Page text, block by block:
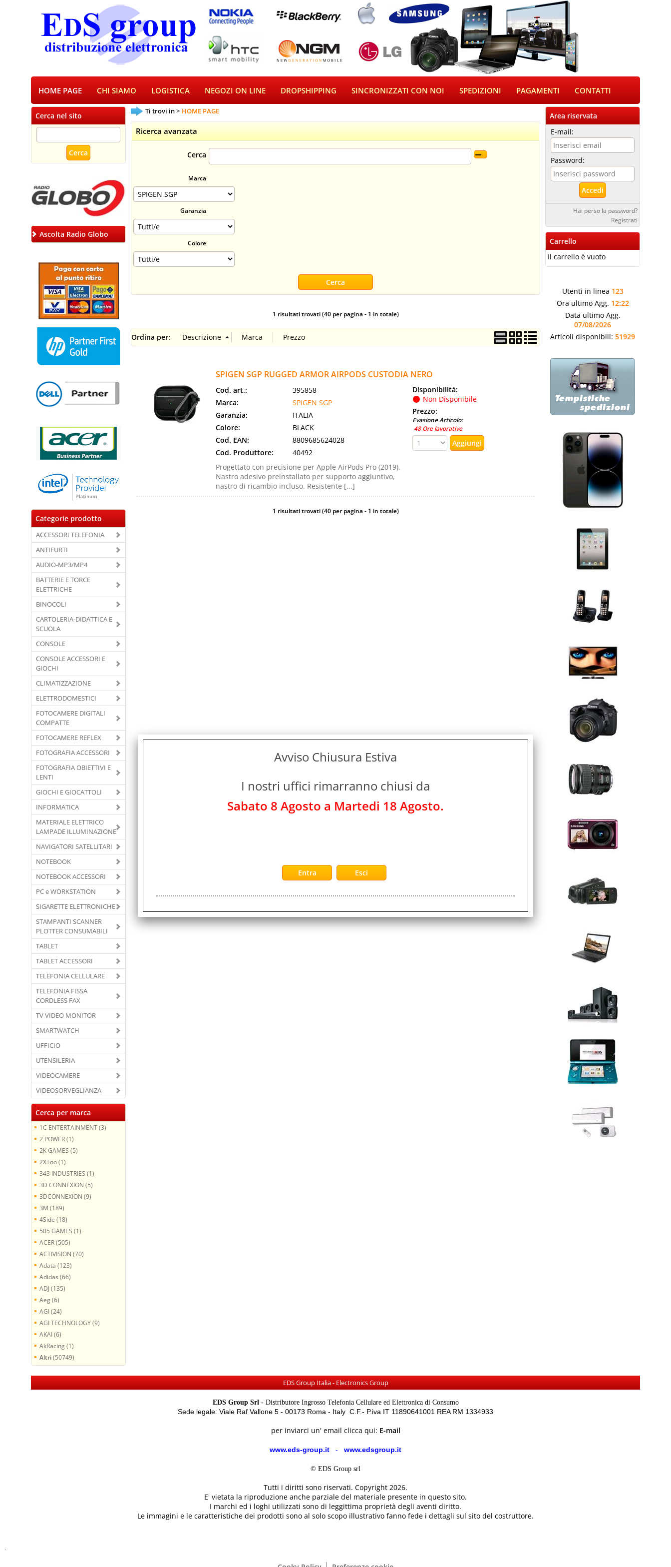
HOME PAGE CHI SIAMO LOGISTICA NEGOZI ON LINE DROPSHIPPING SINCRONIZZATI CON NOI SPEDIZIONI PAGAMENTI CONTATTI
Cerca nel sito
Ascolta Radio Globo
Categorie prodotto
ACCESSORI TELEFONIA
ANTIFURTI
AUDIO-MP3/MP4
BATTERIE E TORCE
ELETTRICHE
BINOCOLI
CARTOLERIA-DIDATTICA E
SCUOLA
CONSOLE
CONSOLE ACCESSORI E
GIOCHI
CLIMATIZZAZIONE
ELETTRODOMESTICI
FOTOCAMERE DIGITALI
COMPATTE
FOTOCAMERE REFLEX
FOTOGRAFIA ACCESSORI
FOTOGRAFIA OBIETTIVI E
LENTI
GIOCHI E GIOCATTOLI
INFORMATICA
MATERIALE ELETTRICO
LAMPADE ILLUMINAZIONE
NAVIGATORI SATELLITARI
NOTEBOOK
NOTEBOOK ACCESSORI
PC e WORKSTATION
SIGARETTE ELETTRONICHE
STAMPANTI SCANNER
PLOTTER CONSUMABILI
TABLET
TABLET ACCESSORI
TELEFONIA CELLULARE
TELEFONIA FISSA
CORDLESS FAX
TV VIDEO MONITOR
SMARTWATCH
UFFICIO
UTENSILERIA
VIDEOCAMERE
VIDEOSORVEGLIANZA
Cerca per marca
1C ENTERTAINMENT (3)
2 POWER (1)
2K GAMES (5)
2XToo (1)
343 INDUSTRIES (1)
3D CONNEXION (5)
3DCONNEXION (9)
3M (189)
4Side (18)
505 GAMES (1)
ACER (505)
ACTIVISION (70)
Adata (123)
Adidas (66)
ADJ (135)
Aeg (6)
AGI (24)
AGI TECHNOLOGY (9)
AKAI (6)
AkRacing (1)
Altri(50749)
Ti trovi in HOME PAGE
Ricerca avanzata
Cerca
Marca
Garanzia
Colore
1 risultati trovati (40 per pagina - 1 in totale)
Ordina per:
SPIGEN SGP RUGGED ARMOR AIRPODS CUSTODIA NERO
Cod. art.:
395858
Marca:
SPIGEN SGP
Garanzia:
ITALIA
Colore:
BLACK
Cod. EAN:
8809685624028
Cod. Produttore:
40492
Progettato con precisione per Apple AirPods Pro (2019).
Nastro adesivo preinstallato per supporto aggiuntivo,
nastro di ricambio incluso. Resistente [...]
Disponibilità:
Non Disponibile
Prezzo:
Evasione Articolo:
48 Ore lavorative
1 risultati trovati (40 per pagina - 1 in totale)
Area riservata
E-mail:
Password:
Hai perso la password?
Registrati
Carrello
Il carrello è vuoto
Utenti in linea 123
Ora ultimo Agg. 12:22
Data ultimo Agg.
07/08/2026
Articoli disponibili: 51929
EDS Group Italia - Electronics Group
EDS Group Srl -Distributore Ingrosso Telefonia Cellulare ed Elettronica di Consumo
Sede legale: Viale Raf Vallone 5 - 00173 Roma - Italy C.F.- P.iva IT 11890641001 REA RM 1334933
per inviarci un' email clicca qui: E-mail
www.eds-group.it - www.edsgroup.it
© EDS Group srl
Tutti i diritti sono riservati. Copyright 2026.
E' vietata la riproduzione anche parziale del materiale presente in questo sito.
I marchi ed i loghi utilizzati sono di leggittima proprietà degli aventi diritto.
Le immagini e le caratteristiche dei prodotti sono al solo scopo illustrativo fanno fede i dettagli sul sito del costruttore.
Avviso Chiusura Estiva
I nostri uffici rimarranno chiusi da
Sabato 8 Agosto a Martedi 18 Agosto.